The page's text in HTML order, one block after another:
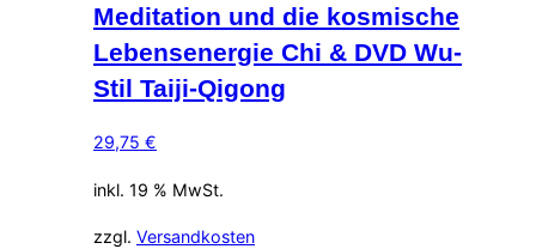
Meditation und die kosmische
Lebensenergie Chi & DVD Wu-
Stil Taiji-Qigong
29,75 €
inkl. 19 % MwSt.
zzgl. Versandkosten